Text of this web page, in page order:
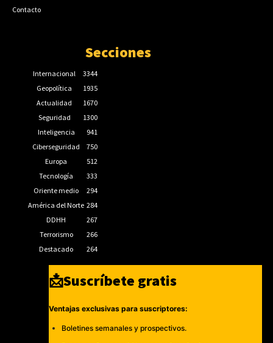
Contacto
Secciones
Internacional
3344
Geopolítica
1935
Actualidad
1670
Seguridad
1300
Inteligencia
941
Ciberseguridad
750
Europa
512
Tecnología
333
Oriente medio
294
América del Norte 284
DDHH
267
Terrorismo
266
Destacado
264
📩Suscríbete gratis
Ventajas exclusivas para suscriptores:
Boletines semanales y prospectivos.